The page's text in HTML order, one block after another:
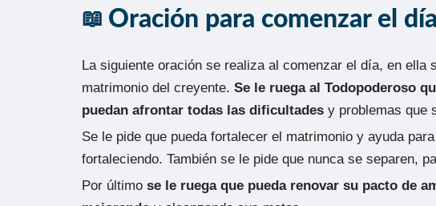
Oración para comenzar el
La siguiente oración se realiza al comenzar el día, en ella
matrimonio del creyente. Se le ruega al Todopoderoso
puedan afrontar todas las dificultades y problemas que
Se le pide que pueda fortalecer el matrimonio y ayuda
fortaleciendo. También se le pide que nunca se separen,
Por último se le ruega que pueda renovar su pacto de